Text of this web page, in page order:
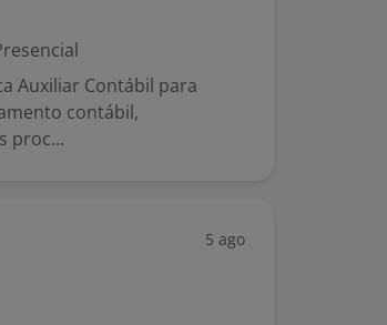
Auxiliar Contábil para
contábil,
proc...
5 ago